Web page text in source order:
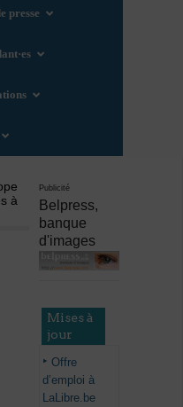
presse
à
Publicité
Belpress,
banque
d'images
Mises à
jour
Offre
d’emploi à
LaLibre.be